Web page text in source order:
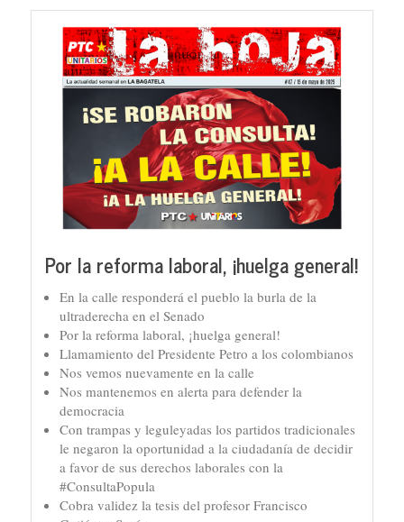
Por la reforma laboral, ¡huelga general!
En la calle responderá el pueblo la burla de la
ultraderecha en el Senado
Por la reforma laboral, ¡huelga general!
Llamamiento del Presidente Petro a los colombianos
Nos vemos nuevamente en la calle
Nos mantenemos en alerta para defender la
democracia
Con trampas y leguleyadas los partidos tradicionales
le negaron la oportunidad a la ciudadanía de decidir
a favor de sus derechos laborales con la
#ConsultaPopula
Cobra validez la tesis del profesor Francisco